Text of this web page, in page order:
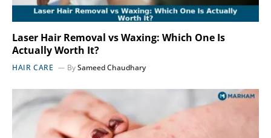
Laser Hair Removal vs Waxing: Which One Is
Actually Worth It?
HAIR CARE By Sameed Chaudhary